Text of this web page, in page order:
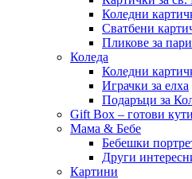
Коледни
Сватбени
Пликове за пари
Коледа
Коледни
Играчки за елха
Подаръци за
Gift Box – готови
Мама & Бебе
Бебешки
Други
Картини